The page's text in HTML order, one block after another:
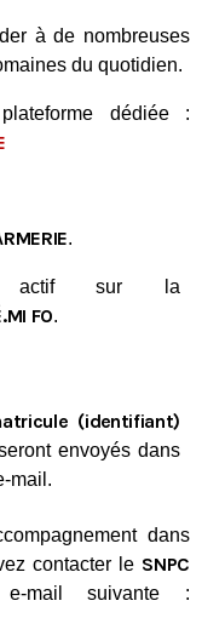
des parents
à de nombreuses
du quotidien.
dédiée :
.
actif sur la
FO.
(identifiant)
envoyés dans
mail.
dans
contacter le SNPC
mail suivante :